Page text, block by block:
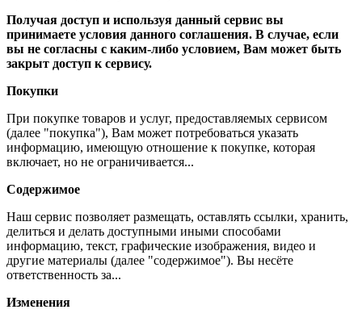
Получая доступ и используя данный сервис вы
принимаете условия данного соглашения. В случае, если
вы не согласны с каким-либо условием, Вам может быть
закрыт доступ к сервису.
Покупки
При покупке товаров и услуг, предоставляемых сервисом
(далее "покупка"), Вам может потребоваться указать
информацию, имеющую отношение к покупке, которая
включает, но не ограничивается...
Содержимое
Наш сервис позволяет размещать, оставлять ссылки, хранить,
делиться и делать доступными иными способами
информацию, текст, графические изображения, видео и
другие материалы (далее "содержимое"). Вы несёте
ответственность за...
Изменения